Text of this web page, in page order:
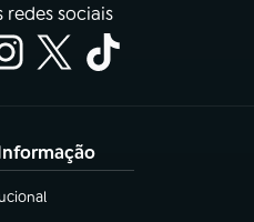
redes sociais
nova aba)